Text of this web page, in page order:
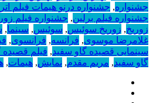
جشنواره, جشنواره درنو هیمات فیلم
جشنواره فیلم برلین, جشنواره فیلم
زوریخ, زوریخ سوئیس, سوئیس, سینما,
غلامرضا موسوی, فرانسه, فرانسوی,
سینمایی قصیده گاو سفید, فیلم قصیده
گاو سفید, مریم مقدم, نمایش, هیمات,